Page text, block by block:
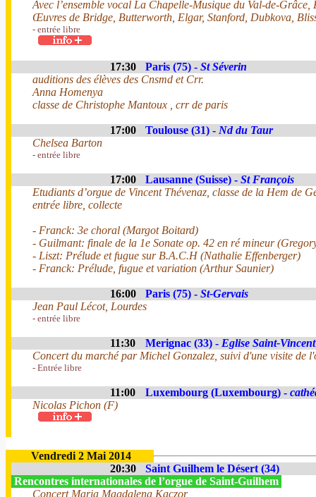
Avec l’ensemble vocal La Chapelle-Musique du Val-de-Grâce,
Œuvres de Bridge, Butterworth, Elgar, Stanford, Dubkova,
- entrée libre
17:30 Paris (75) - St Séverin
auditions des élèves des Cnsmd et Crr.
Anna Homenya
classe de Christophe Mantoux , crr de paris
17:00 Toulouse (31) - Nd du Taur
Chelsea Barton
- entrée libre
17:00 Lausanne (Suisse) - St François
Etudiants d’orgue de Vincent Thévenaz, classe de la Hem de
entrée libre, collecte
- Franck: 3e choral (Margot Boitard)
- Guilmant: finale de la 1e Sonate op. 42 en ré mineur
- Liszt: Prélude et fugue sur B.A.C.H (Nathalie Effenberger)
- Franck: Prélude, fugue et variation (Arthur Saunier)
16:00 Paris (75) - St-Gervais
Jean Paul Lécot, Lourdes
- entrée libre
11:30 Merignac (33) - Eglise Saint-Vincent
Concert du marché par Michel Gonzalez, suivi d'une visite de
- Entrée libre
11:00 Luxembourg (Luxembourg) -
Nicolas Pichon (F)
Vendredi 2 Mai 2014
20:30
Saint Guilhem le Désert (34)
Rencontres internationales de l’orgue de Saint-Guilhem
Concert Maria Magdalena Kaczor